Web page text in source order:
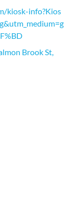
kiosk-info?Kios
Brook St,